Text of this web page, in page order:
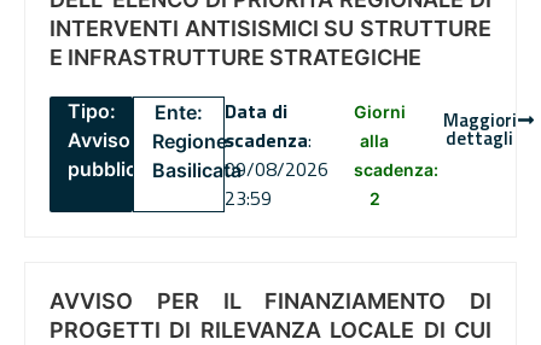
INTERVENTI ANTISISMICI SU STRUTTURE
E INFRASTRUTTURE STRATEGICHE
Tipo:
Avviso
pubblico
Ente:
Regione
Basilicata
Data di
scadenza:
09/08/2026
23:59
Giorni
alla
scadenza:
2
Maggiori
dettagli
AVVISO PER IL FINANZIAMENTO DI
PROGETTI DI RILEVANZA LOCALE DI CUI